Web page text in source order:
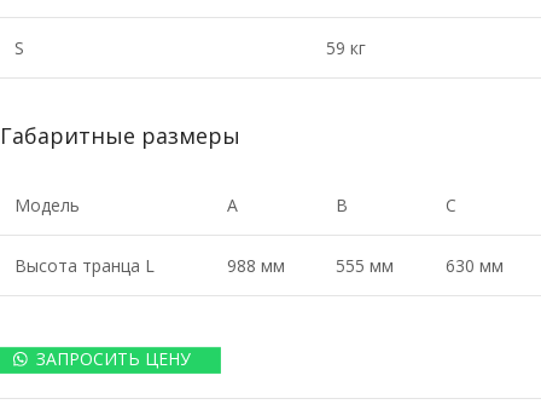
S 59 кг
Габаритные размеры
Модель A B C
Высота транца L 988 мм 555 мм 630 мм
ЗАПРОСИТЬ ЦЕНУ